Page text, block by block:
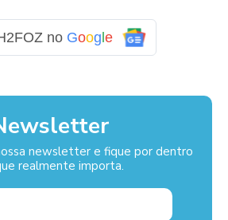
no Goog e
newsletter e fique por dentro
realmente importa.